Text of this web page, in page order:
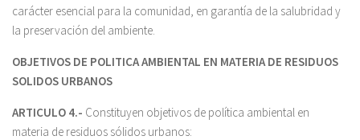
carácter esencial para la comunidad, en garantía de la salubridad y
la preservación del ambiente.
OBJETIVOS DE POLITICA AMBIENTAL EN MATERIA DE RESIDUOS
SOLIDOS URBANOS
ARTICULO 4.- Constituyen objetivos de política ambiental en
materia de residuos sólidos urbanos: